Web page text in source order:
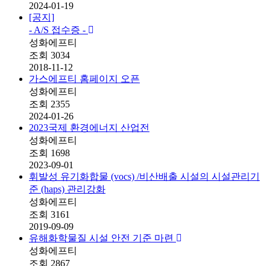
2024-01-19
[공지]
- A/S 접수증 -
성화에프티
조회 3034
2018-11-12
가스에프티 홈페이지 오픈
성화에프티
조회 2355
2024-01-26
2023국제 환경에너지 산업전
성화에프티
조회 1698
2023-09-01
휘발성 유기화합물 (vocs) /비산배출 시설의 시설관리기
준 (haps) 관리강화
성화에프티
조회 3161
2019-09-09
유해화학물질 시설 안전 기준 마련
성화에프티
조회 2867